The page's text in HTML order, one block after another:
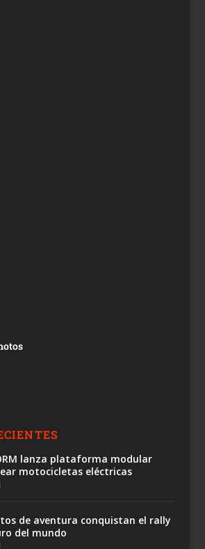
lanza plataforma modular
motocicletas eléctricas
de aventura conquistan el rally
del mundo